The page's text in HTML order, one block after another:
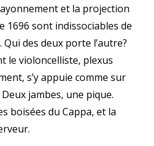
et la projection
1696 sont indissociables de
Qui des deux porte l’autre?
le violoncelliste, plexus
s’y appuie comme sur
jambes, une pique.
boisées du Cappa, et la